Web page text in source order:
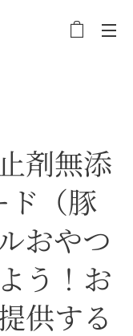
剤無添
ド（豚
おやつ
う！お
供する